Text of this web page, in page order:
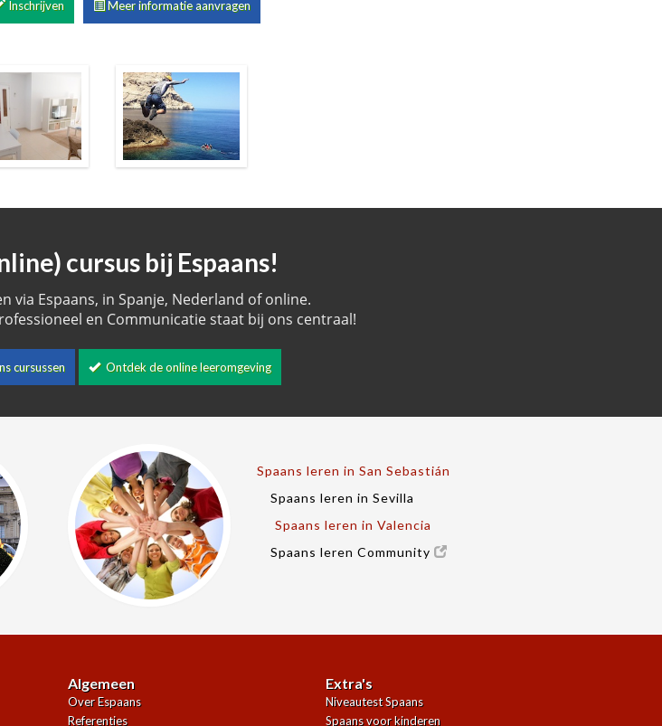
Meer informatie aanvragen
Inschrijven
cursus bij Espaans!
via Espaans, in Spanje, Nederland of online.
en Communicatie staat bij ons centraal!
cursussen Ontdek de online leeromgeving
Spaans leren in San Sebastián
Spaans leren in Sevilla
Spaans leren in Valencia
Spaans leren Community
Algemeen
Over Espaans
Referenties
Extra's
Niveautest Spaans
Spaans voor kinderen